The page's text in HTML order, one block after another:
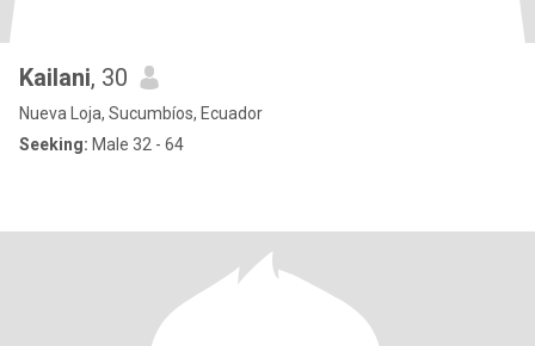
Kailani, 30
Nueva Loja, Sucumbíos, Ecuador
Seeking: Male 32 - 64